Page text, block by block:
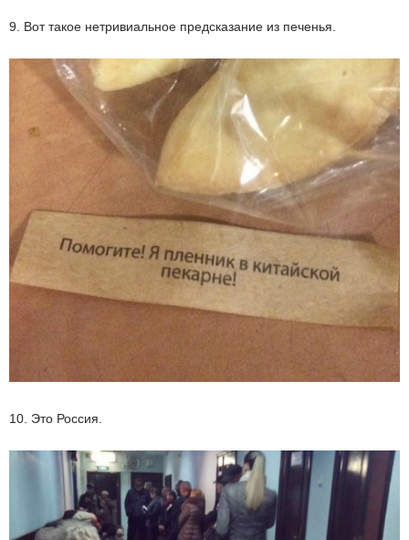
9. Вот такое нетривиальное предсказание из печенья.
10. Это Россия.